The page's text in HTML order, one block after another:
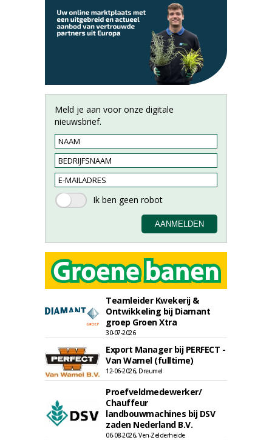
Meld je aan voor onze digitale
nieuwsbrief.
Teamleider Kwekerij &
Ontwikkeling bij Diamant
groep Groen Xtra
30-07-2026
Export Manager bij PERFECT -
Van Wamel (fulltime)
12-06-2026, Dreumel
Proefveldmedewerker/
Chauffeur
landbouwmachines bij DSV
zaden Nederland B.V.
06-08-2026, Ven-Zelderheide